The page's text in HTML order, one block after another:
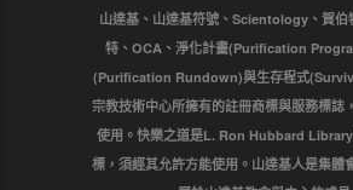
山達基、山達基符號、Scientology、賀伯
特、OCA、淨化計畫(Purification
(Purification Rundown)與生存程式
宗教技術中心所擁有的註冊商標與服務標誌
使用。快樂之道是L. Ron Hubbard
標，須經其允許方能使用。山達基人是集體